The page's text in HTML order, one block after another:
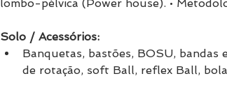
lombo-pélvica (Power house). •
Solo / Acessórios:​
Banquetas, bastões, BOSU, bandas
de rotação, soft Ball, reflex Ball,